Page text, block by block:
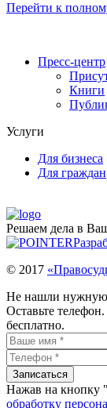
Перейти к
Пресс-центр
Книги
Услуги
Для бизнеса
Для граждан
Решаем дела в
© 2017
Не нашли
Оставьте
бесплатно.
Нажав на кнопку
обработку